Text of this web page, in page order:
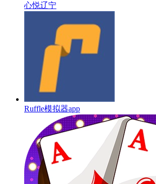
心悦辽宁
Ruffle模拟器app